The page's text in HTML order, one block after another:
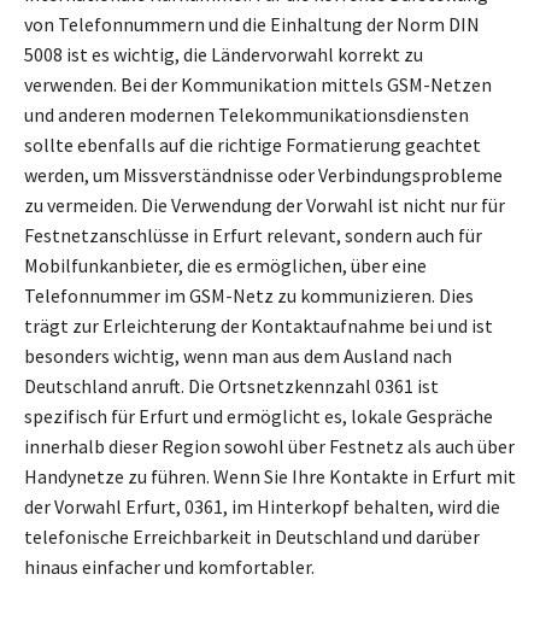
von Telefonnummern und die Einhaltung der Norm DIN
5008 ist es wichtig, die Ländervorwahl korrekt zu
verwenden. Bei der Kommunikation mittels GSM-Netzen
und anderen modernen Telekommunikationsdiensten
sollte ebenfalls auf die richtige Formatierung geachtet
werden, um Missverständnisse oder Verbindungsprobleme
zu vermeiden. Die Verwendung der Vorwahl ist nicht nur für
Festnetzanschlüsse in Erfurt relevant, sondern auch für
Mobilfunkanbieter, die es ermöglichen, über eine
Telefonnummer im GSM-Netz zu kommunizieren. Dies
trägt zur Erleichterung der Kontaktaufnahme bei und ist
besonders wichtig, wenn man aus dem Ausland nach
Deutschland anruft. Die Ortsnetzkennzahl 0361 ist
spezifisch für Erfurt und ermöglicht es, lokale Gespräche
innerhalb dieser Region sowohl über Festnetz als auch über
Handynetze zu führen. Wenn Sie Ihre Kontakte in Erfurt mit
der Vorwahl Erfurt, 0361, im Hinterkopf behalten, wird die
telefonische Erreichbarkeit in Deutschland und darüber
hinaus einfacher und komfortabler.